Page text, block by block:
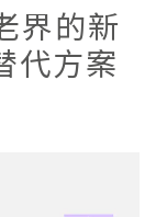
界的新
代方案